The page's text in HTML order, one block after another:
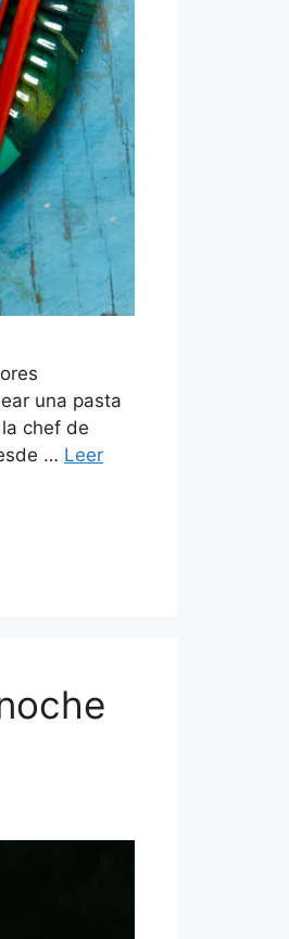
una pasta
chef de
… Leer